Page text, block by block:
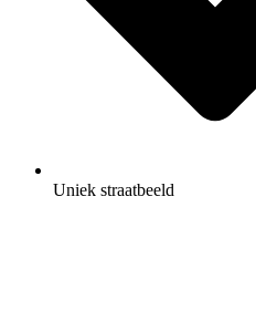
Uniek straatbeeld